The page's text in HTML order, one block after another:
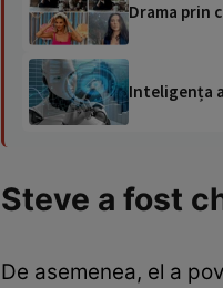
Drama prin
Inteligența
Steve a fost
De asemenea, el a